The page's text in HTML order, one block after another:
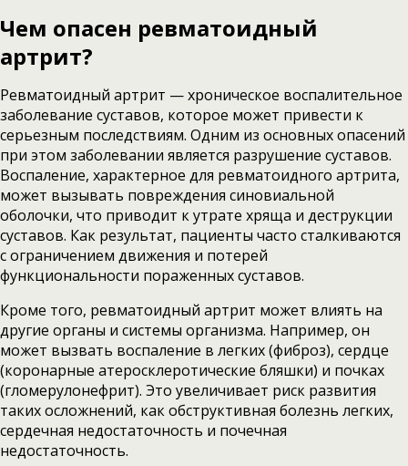
Чем опасен ревматоидный
артрит?
Ревматоидный артрит — хроническое воспалительное
заболевание суставов, которое может привести к
серьезным последствиям. Одним из основных опасений
при этом заболевании является разрушение суставов.
Воспаление, характерное для ревматоидного артрита,
может вызывать повреждения синовиальной
оболочки, что приводит к утрате хряща и деструкции
суставов. Как результат, пациенты часто сталкиваются
с ограничением движения и потерей
функциональности пораженных суставов.
Кроме того, ревматоидный артрит может влиять на
другие органы и системы организма. Например, он
может вызвать воспаление в легких (фиброз), сердце
(коронарные атеросклеротические бляшки) и почках
(гломерулонефрит). Это увеличивает риск развития
таких осложнений, как обструктивная болезнь легких,
сердечная недостаточность и почечная
недостаточность.